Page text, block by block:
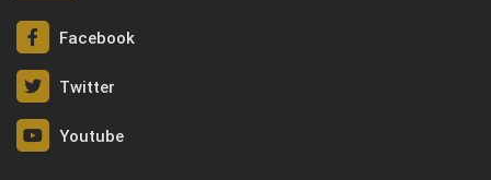
Facebook
Twitter
Youtube